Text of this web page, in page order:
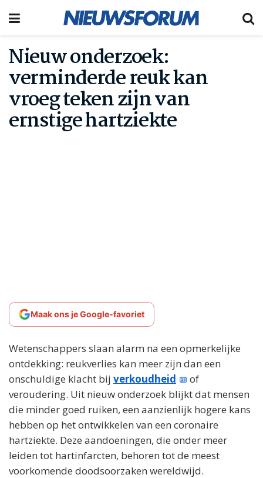
Nieuw onderzoek:
verminderde reuk kan
vroeg teken zijn van
ernstige hartziekte
Maak ons je Google-favoriet
Wetenschappers slaan alarm na een opmerkelijke
ontdekking: reukverlies kan meer zijn dan een
onschuldige klacht bij verkoudheid
of
veroudering. Uit nieuw onderzoek blijkt dat mensen
die minder goed ruiken, een aanzienlijk hogere kans
hebben op het ontwikkelen van een coronaire
hartziekte. Deze aandoeningen, die onder meer
leiden tot hartinfarcten, behoren tot de meest
voorkomende doodsoorzaken wereldwijd.